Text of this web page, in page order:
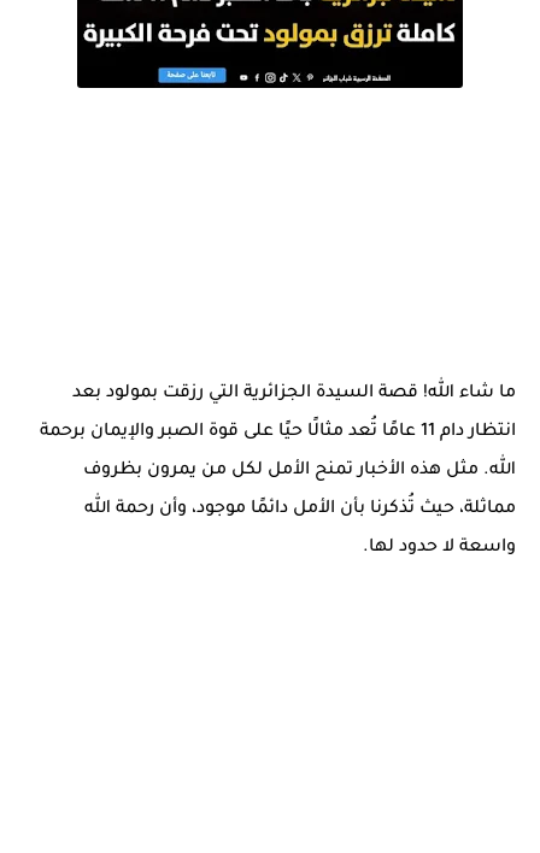
ما شاء الله! قصة السيدة الجزائرية التي رزقت بمولود بعد
انتظار دام 11 عامًا تُعد مثالًا حيًا على قوة الصبر والإيمان برحمة
الله. مثل هذه الأخبار تمنح الأمل لكل من يمرون بظروف
مماثلة، حيث تُذكرنا بأن الأمل دائمًا موجود، وأن رحمة الله
واسعة لا حدود لها.